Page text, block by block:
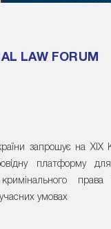
LAW FORUM
запрошує на XIX
платформу для
умовах